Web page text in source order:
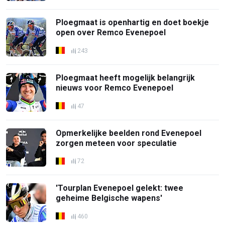
Ploegmaat is openhartig en doet boekje
open over Remco Evenepoel
243
Ploegmaat heeft mogelijk belangrijk
nieuws voor Remco Evenepoel
47
Opmerkelijke beelden rond Evenepoel
zorgen meteen voor speculatie
72
'Tourplan Evenepoel gelekt: twee
geheime Belgische wapens'
460